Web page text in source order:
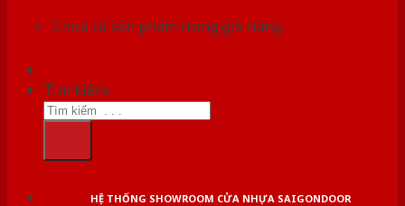
Chưa có sản phẩm trong giỏ hàng.
Tìm kiếm:
HỆ THỐNG SHOWROOM CỬA NHỰA SAIGONDOOR